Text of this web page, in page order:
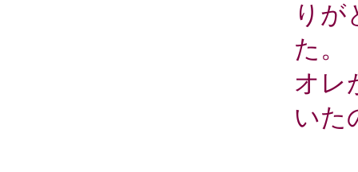
りが
た。
オレ
いた